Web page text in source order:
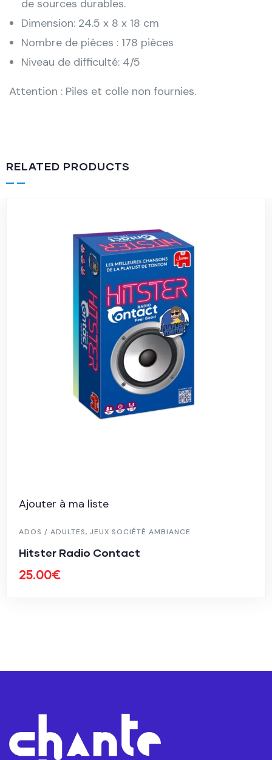
de sources durables.
Dimension: 24.5 x 8 x 18 cm
Nombre de pièces : 178 pièces
Niveau de difficulté: 4/5
Attention : Piles et colle non fournies.
RELATED PRODUCTS
Ajouter à ma liste
ADOS / ADULTES, JEUX SOCIÉTÉ AMBIANCE
Hitster Radio Contact
25.00€